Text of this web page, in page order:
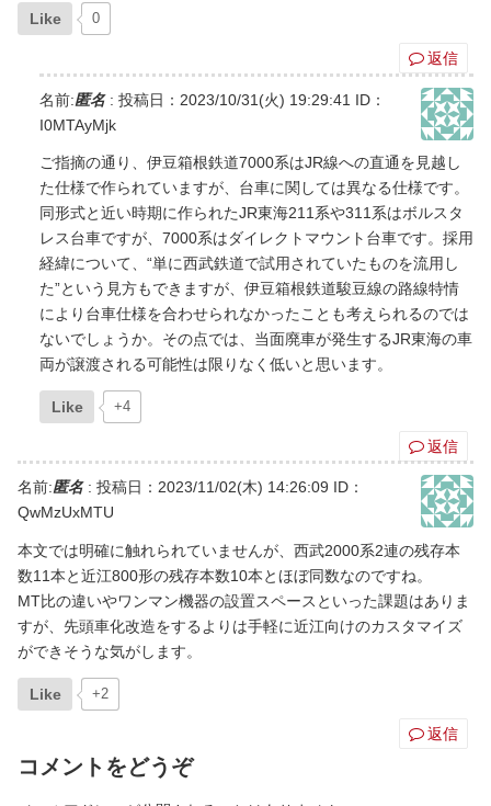
Like 0
返信
名前:匿名: 投稿日：2023/10/31(火) 19:29:41 ID：
I0MTAyMjk
ご指摘の通り、伊豆箱根鉄道7000系はJR線への直通を見越し
た仕様で作られていますが、台車に関しては異なる仕様です。
同形式と近い時期に作られたJR東海211系や311系はボルスタ
レス台車ですが、7000系はダイレクトマウント台車です。採用
経緯について、“単に西武鉄道で試用されていたものを流用し
た”という見方もできますが、伊豆箱根鉄道駿豆線の路線特情
により台車仕様を合わせられなかったことも考えられるのでは
ないでしょうか。その点では、当面廃車が発生するJR東海の車
両が譲渡される可能性は限りなく低いと思います。
Like +4
返信
名前:匿名: 投稿日：2023/11/02(木) 14:26:09 ID：
QwMzUxMTU
本文では明確に触れられていませんが、西武2000系2連の残存本
数11本と近江800形の残存本数10本とほぼ同数なのですね。
MT比の違いやワンマン機器の設置スペースといった課題はありま
すが、先頭車化改造をするよりは手軽に近江向けのカスタマイズ
ができそうな気がします。
Like +2
返信
コメントをどうぞ